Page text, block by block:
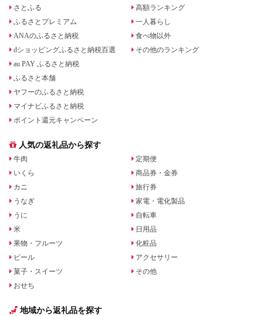
さとふる
ふるさとプレミアム
ANAのふるさと納税
dショッピングふるさと納税百選
au PAY ふるさと納税
ふるさと本舗
ヤフーのふるさと納税
マイナビふるさと納税
ポイント還元キャンペーン
高額ランキング
一人暮らし
食べ物以外
その他のランキング
人気の返礼品から探す
牛肉
いくら
カニ
うなぎ
うに
米
果物・フルーツ
ビール
菓子・スイーツ
おせち
定期便
商品券・金券
旅行券
家電・電化製品
自転車
日用品
化粧品
アクセサリー
その他
地域から返礼品を探す